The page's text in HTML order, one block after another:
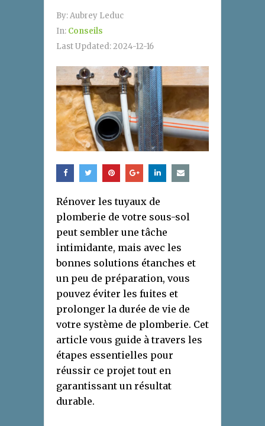
By:Aubrey Leduc
In: Conseils
Last Updated:2024-12-16
Rénover les tuyaux de
plomberie de votre sous-sol
peut sembler une tâche
intimidante, mais avec les
bonnes solutions étanches et
un peu de préparation, vous
pouvez éviter les fuites et
prolonger la durée de vie de
votre système de plomberie. Cet
article vous guide à travers les
étapes essentielles pour
réussir ce projet tout en
garantissant un résultat
durable.